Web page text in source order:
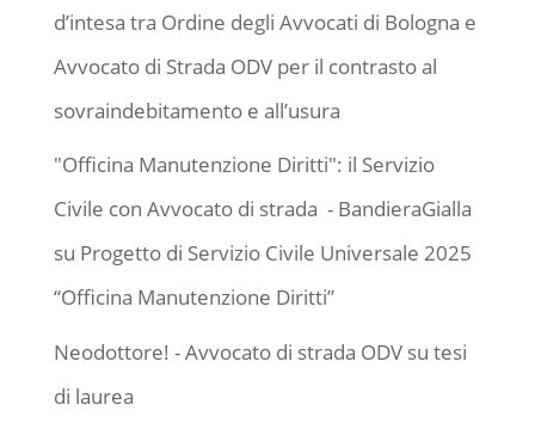
d’intesa tra Ordine degli Avvocati di Bologna e
Avvocato di Strada ODV per il contrasto al
sovraindebitamento e all’usura
"Officina Manutenzione Diritti": il Servizio
Civile con Avvocato di strada - BandieraGialla
su Progetto di Servizio Civile Universale 2025
“Officina Manutenzione Diritti”
Neodottore! - Avvocato di strada ODVsu tesi
di laurea